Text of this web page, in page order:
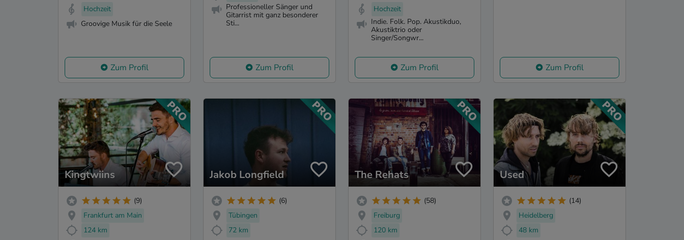
Hochzeit
Groovige Musik für die Seele
Zum Profil
Professioneller Sänger und
Gitarrist mit ganz besonderer
Sti...
Zum Profil
Hochzeit
Indie. Folk. Pop. Akustikduo,
Akustiktrio oder
Singer/Songwr...
Zum Profil Zum Profil
Kingtwiins
(9)
Frankfurt am Main
124 km
Jakob Longfield
(6)
Tübingen
72 km
The Rehats
(58)
Freiburg
120 km
Used
(14)
Heidelberg
48 km